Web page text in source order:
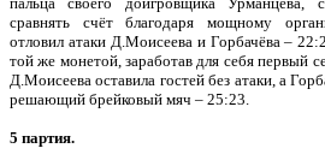
сравнять счёт благодаря мощному
отловил атаки Д.Моисеева и Горбачёва –
той же монетой, заработав для себя первый
Д.Моисеева оставила гостей без атаки, а
решающий брейковый мяч – 25:23.
5 партия.